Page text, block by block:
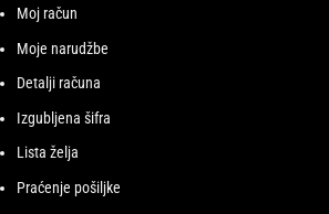
Moj račun
Moje narudžbe
Detalji računa
Izgubljena šifra
Lista želja
Praćenje pošiljke